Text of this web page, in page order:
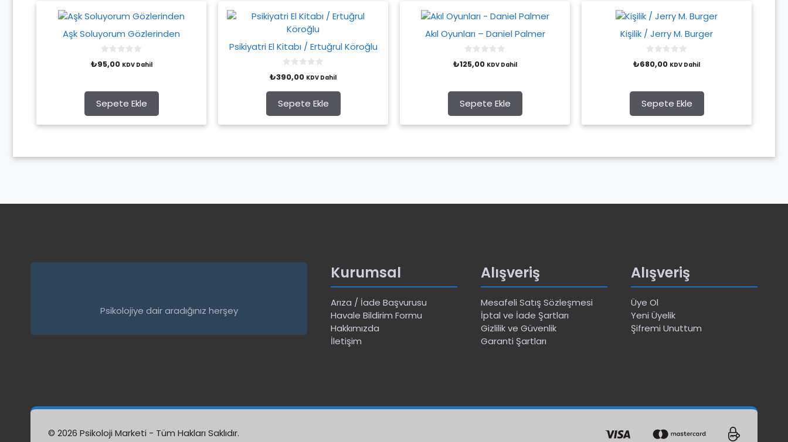
Aşk Soluyorum Gözlerinden
0
o
5
₺95,00 KDV Dahil
Sepete Ekle
Psikiyatri El Kitabı / Ertuğrul Köroğlu
0
o
t
o
f
5
₺390,00 KDV Dahil
Sepete Ekle
Akıl Oyunları – Daniel Palmer
0
o
5
₺125,00 KDV Dahil
Sepete Ekle
Kişilik / Jerry M. Burger
0
o
5
₺680,00 KDV Dahil
Sepete Ekle
Psikolojiye dair aradığınız herşey
Kurumsal
Arıza / İade Başvurusu
Havale Bildirim Formu
Hakkımızda
İletişim
Alışveriş
Mesafeli Satış Sözleşmesi
İptal ve İade Şartları
Gizlilik ve Güvenlik
Garanti Şartları
Alışveriş
Üye Ol
Yeni Üyelik
Şifremi Unuttum
© 2026 Psikoloji Marketi - Tüm Hakları Saklıdır.